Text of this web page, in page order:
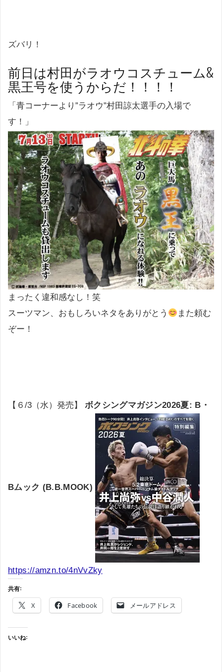
ズバリ！
前日は村田がラオウコスチューム&
黒王号を使うからだ！！！！
「青コーナーより”ラオウ”村田諒太選手の入場で
す！」
まったく違和感なし！笑
スーツマン、おもしろいネタをありがとう
また頼む
ぞー！
【６/3（水）発売】 ボクシングマガジン2026夏: B・
Bムック (B.B.MOOK)
https://amzn.to/4nVvZky
共有:
X Facebook メールアドレス
いいね: